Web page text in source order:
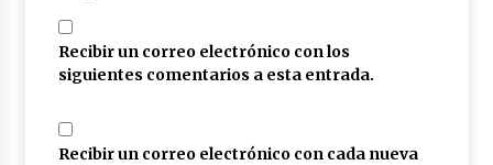
Recibir un correo electrónico con los
siguientes comentarios a esta entrada.
Recibir un correo electrónico con cada nueva